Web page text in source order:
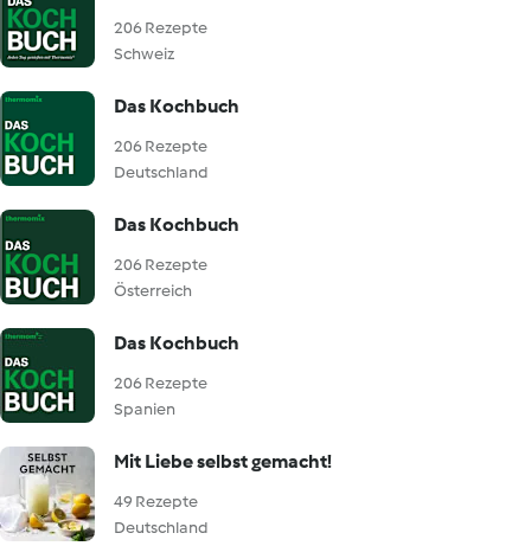
206 Rezepte
Schweiz
Das Kochbuch
206 Rezepte
Deutschland
Das Kochbuch
206 Rezepte
Österreich
Das Kochbuch
206 Rezepte
Spanien
Mit Liebe selbst gemacht!
49 Rezepte
Deutschland